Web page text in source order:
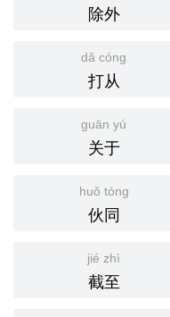
除外
dǎ cóng
打从
guān yú
关于
huǒ tóng
伙同
jié zhì
截至